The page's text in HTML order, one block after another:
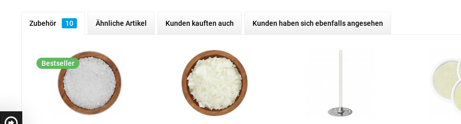
Zubehör 10 Ähnliche Artikel Kunden kauften auch Kunden haben sich ebenfalls angesehen
Bestseller